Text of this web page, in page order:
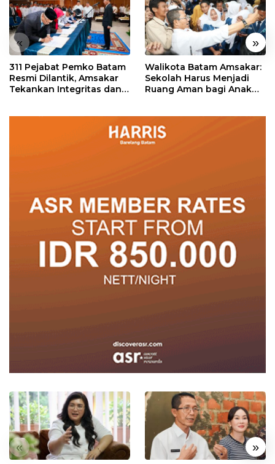
« »
311 Pejabat Pemko Batam
Resmi Dilantik, Amsakar
Tekankan Integritas dan
Walikota Batam Amsakar:
Sekolah Harus Menjadi
Ruang Aman bagi Anak
« »